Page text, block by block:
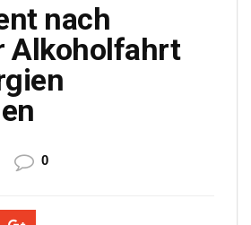
nach
Alkoholfahrt
0